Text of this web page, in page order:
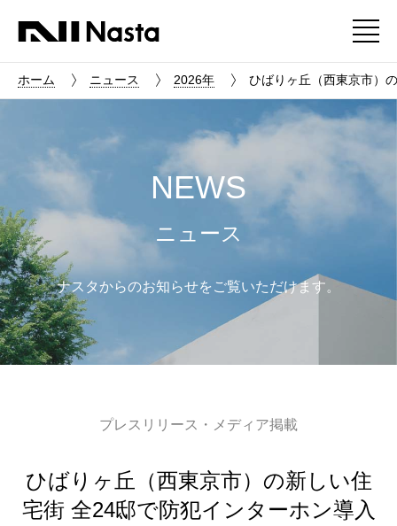
ホーム ニュース 2026年 ひばりヶ丘（西東京市）
NEWS
ニュース
ナスタからのお知らせをご覧いただけます。
プレスリリース・メディア掲載
ひばりヶ丘（西東京市）の新しい住
宅街 全24邸で防犯インターホン導入